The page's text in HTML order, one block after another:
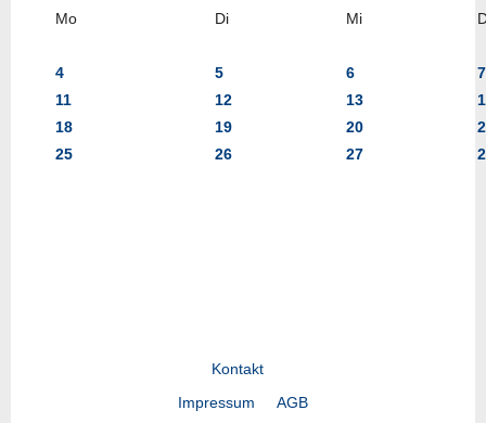
Mo Di Mi
4 5 6
7
11
12 13
18
19 20
25
26 27
Kontakt
Impressum
AGB